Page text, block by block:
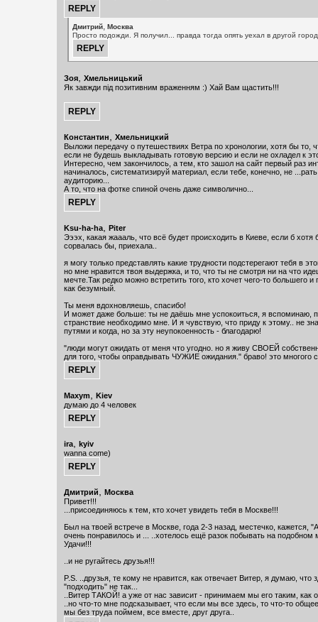
Дмитрий, Москва
Просто подожди. Я получил... правда тогда опять уехал в другой
Зоя, Хмельницький
Як завжди під позитивним враженням :) Хай Вам щастить!!!
Константин, Хмельницкий
Выложи передачу о путешествиях Ветра по хронологии, хотя бы то,
если не будешь выкладывать готовую версию и если не охладел к
Интересно, чем закончилось, а тем, кто зашол на сайт первый раз
начиналось, систематизируй материал, если тебе, конечно, не
аудиторию...
А то, что на фотке спиной очень даже символично...
Ksu-ha-ha, Piter
Эээх, какая жаааль, что всё будет происходить в Киеве, если б
сорвалась бы, приехала..
я могу только представлять какие трудности подстерегают тебя в
но мне нравится твоя выдержка, и то, что ты не смотря ни на что
мечте.Так редко можно встретить того, кто хочет чего-то большего и
как безумный.
Ты меня вдохновляешь, спасибо!
И может даже больше: ты не даёшь мне успокоиться, я вспоминаю,
странствие необходимо мне. И я чувствую, что приду к этому.. не
путями и когда, но за эту неупокоенность - благодарю!
"люди могут ожидать от меня что угодно. но я живу СВОЕЙ
для того, чтобы оправдывать ЧУЖИЕ ожидания." браво! это многого
Maxym, Kiev
думаю до 4 человек
ira, kyiv
wanna come)
Дмитрий, Москва
Привет!!!
...присоединяюсь к тем, кто хочет увидеть тебя в Москве!!!
Был на твоей встрече в Москве, года 2-3 назад, местечко, кажется,
очень понравилось и ... ..хотелось ещё разок побывать на подобном
Удачи!!!
..и не ругайтесь друзья!!!
P.S. ..друзья, те кому не нравится, как отвечает Витер, я думаю, что
"подходить" не так...
..Витер ТАКОЙ! а уже от нас зависит - принимаем мы его таким, как
..но что-то мне подсказывает, что если мы все здесь, то что-то
мы без труда поймем, все вместе, друг друга..